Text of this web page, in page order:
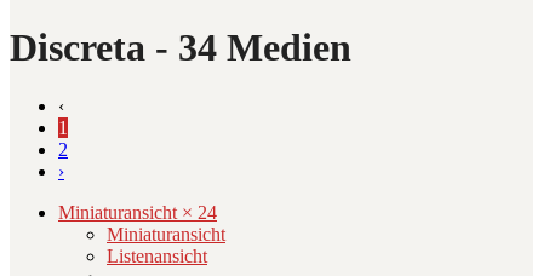
Discreta - 34 Medien
‹
1
2
›
Miniaturansicht × 24
Miniaturansicht
Listenansicht